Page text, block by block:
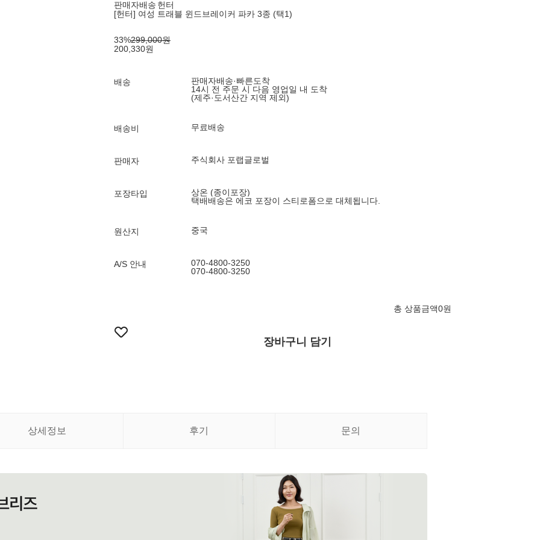
판매자배송 헌터
[헌터] 여성 트래블 윈드브레이커 파카 3종 (택1)
33%299,000원
200,330원
배송 판매자배송·빠른도착
14시 전 주문 시 다음 영업일 내 도착
(제주·도서산간 지역 제외)
배송비 무료배송
판매자 주식회사 포랩글로벌
포장타입
상온 (종이포장)
택배배송은 에코 포장이 스티로폼으로 대체됩니다.
원산지 중국
A/S 안내
070-4800-3250
070-4800-3250
총 상품금액0원
장바구니 담기
상세정보 후기 문의